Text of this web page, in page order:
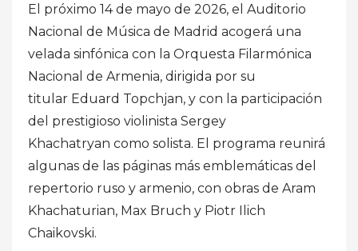
El próximo 14 de mayo de 2026, el Auditorio
Nacional de Música de Madrid acogerá una
velada sinfónica con la Orquesta Filarmónica
Nacional de Armenia, dirigida por su
titular Eduard Topchjan, y con la participación
del prestigioso violinista Sergey
Khachatryan como solista. El programa reunirá
algunas de las páginas más emblemáticas del
repertorio ruso y armenio, con obras de Aram
Khachaturian, Max Bruch y Piotr Ilich
Chaikovski.